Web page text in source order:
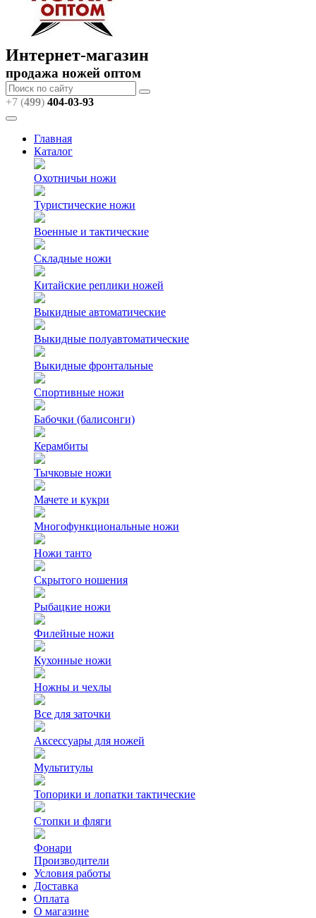
Интернет-магазин
продажа ножей оптом
+7 (499) 404-03-93
Главная
Каталог
Охотничьи ножи
Туристические ножи
Военные и тактические
Складные ножи
Китайские реплики ножей
Выкидные автоматические
Выкидные полуавтоматические
Выкидные фронтальные
Спортивные ножи
Бабочки (балисонги)
Керамбиты
Тычковые ножи
Мачете и кукри
Многофункциональные ножи
Ножи танто
Скрытого ношения
Рыбацкие ножи
Филейные ножи
Кухонные ножи
Ножны и чехлы
Все для заточки
Аксессуары для ножей
Мультитулы
Топорики и лопатки тактические
Стопки и фляги
Фонари
Производители
Условия работы
Доставка
Оплата
О магазине